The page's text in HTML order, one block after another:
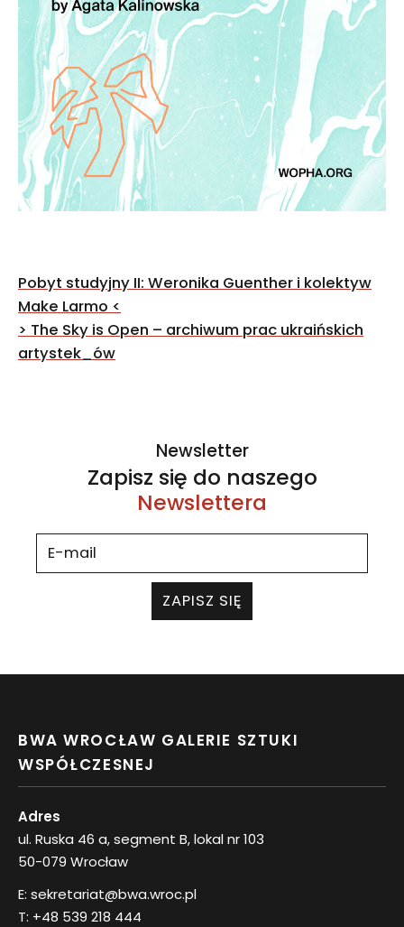
Nawigacja
wpisu
Pobyt studyjny II: Weronika Guenther i kolektyw
Make Larmo <
> The Sky is Open – archiwum prac ukraińskich
artystek_ów
Newsletter
Zapisz się do naszego
Newslettera
ZAPISZ SIĘ
BWA WROCŁAW GALERIE SZTUKI
WSPÓŁCZESNEJ
Adres
ul. Ruska 46 a, segment B, lokal nr 103
50-079 Wrocław
E: sekretariat@bwa.wroc.pl
T: +48 539 218 444